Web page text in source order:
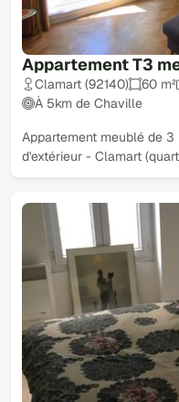
Appartement T3
Clamart (92140) 60 m²
À 5km de Chaville
Appartement meublé de 3
d'extérieur - Clamart